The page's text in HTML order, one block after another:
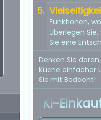
Funktionen,
Überlegen
Sie eine
Denken Sie
Küche einfacher
Sie mit Bedacht!
KI-